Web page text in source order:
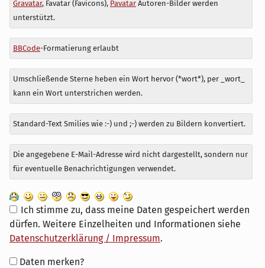
zu
Gravatar, Favatar (Favicons), PavatarAutoren-Bilder werden
unterstützt.
BBCode-Formatierung erlaubt
Umschließende Sterne heben ein Wort hervor (*wort*), per _wort_
kann ein Wort unterstrichen werden.
Standard-Text Smilies wie :-) und ;-) werden zu Bildern konvertiert.
Die angegebene E-Mail-Adresse wird nicht dargestellt, sondern nur
für eventuelle Benachrichtigungen verwendet.
Ich stimme zu, dass meine Daten gespeichert werden
dürfen. Weitere Einzelheiten und Informationen siehe
Datenschutzerklärung / Impressum.
Formular-
Daten merken?